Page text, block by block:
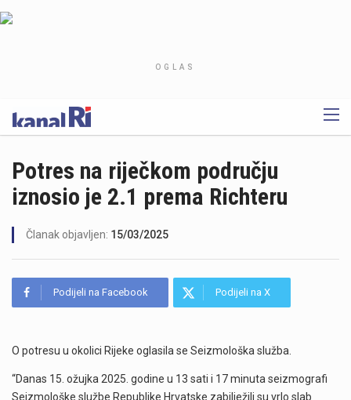
OGLAS
Potres na riječkom području
iznosio je 2.1 prema Richteru
Članak objavljen: 15/03/2025
Podijeli na Facebook Podijeli na X
O potresu u okolici Rijeke oglasila se Seizmološka služba.
“Danas 15. ožujka 2025. godine u 13 sati i 17 minuta seizmografi
Seizmološke službe Republike Hrvatske zabilježili su vrlo slab